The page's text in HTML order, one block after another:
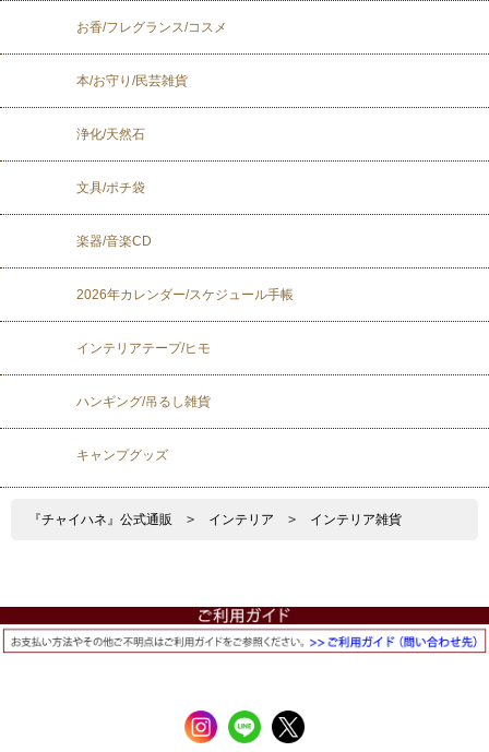
お香/フレグランス/コスメ
本/お守り/民芸雑貨
浄化/天然石
文具/ポチ袋
楽器/音楽CD
2026年カレンダー/スケジュール手帳
インテリアテープ/ヒモ
ハンギング/吊るし雑貨
キャンプグッズ
『チャイハネ』公式通販 > インテリア > インテリア雑貨